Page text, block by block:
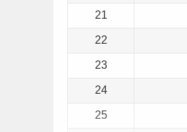
21
22
23
24
25